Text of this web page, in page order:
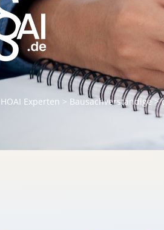
HOAI Experten > Bausachverständige>